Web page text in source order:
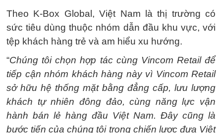
Theo K-Box Global, Việt Nam là thị trường có
sức tiêu dùng thuộc nhóm dẫn đầu khu vực, với
tệp khách hàng trẻ và am hiểu xu hướng.
“Chúng tôi chọn hợp tác cùng Vincom Retail để
tiếp cận nhóm khách hàng này vì Vincom Retail
sở hữu hệ thống mặt bằng đẳng cấp, lưu lượng
khách tự nhiên đông đảo, cùng năng lực vận
hành bán lẻ hàng đầu Việt Nam. Đây cũng là
bước tiến của chúng tôi trong chiến lược đưa Việt